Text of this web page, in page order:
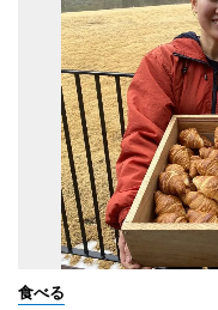
食べる